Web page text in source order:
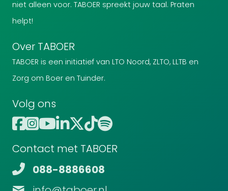
niet alleen voor. TABOER spreekt jouw taal. Praten
helpt!
Over TABOER
TABOER is een initiatief van LTO Noord, ZLTO, LLTB en
Zorg om Boer en Tuinder.
Volg ons
Contact met TABOER
088-8886608